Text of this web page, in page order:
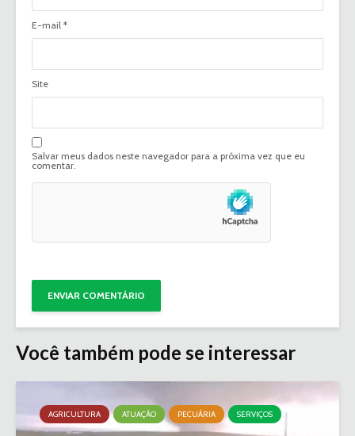
E-mail *
Site
Salvar meus dados neste navegador para a próxima vez que eu
comentar.
Você também pode se interessar
AGRICULTURA ATUAÇÃO PECUÁRIA SERVIÇOS